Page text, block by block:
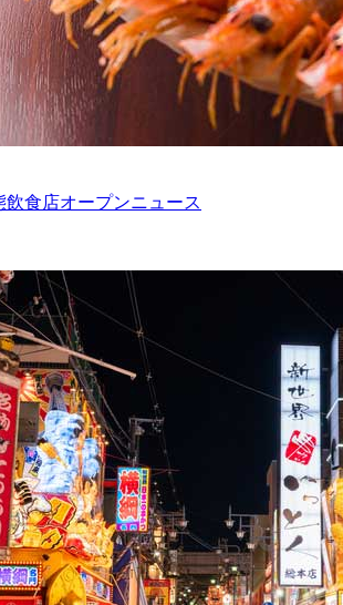
飲食店オープンニュース